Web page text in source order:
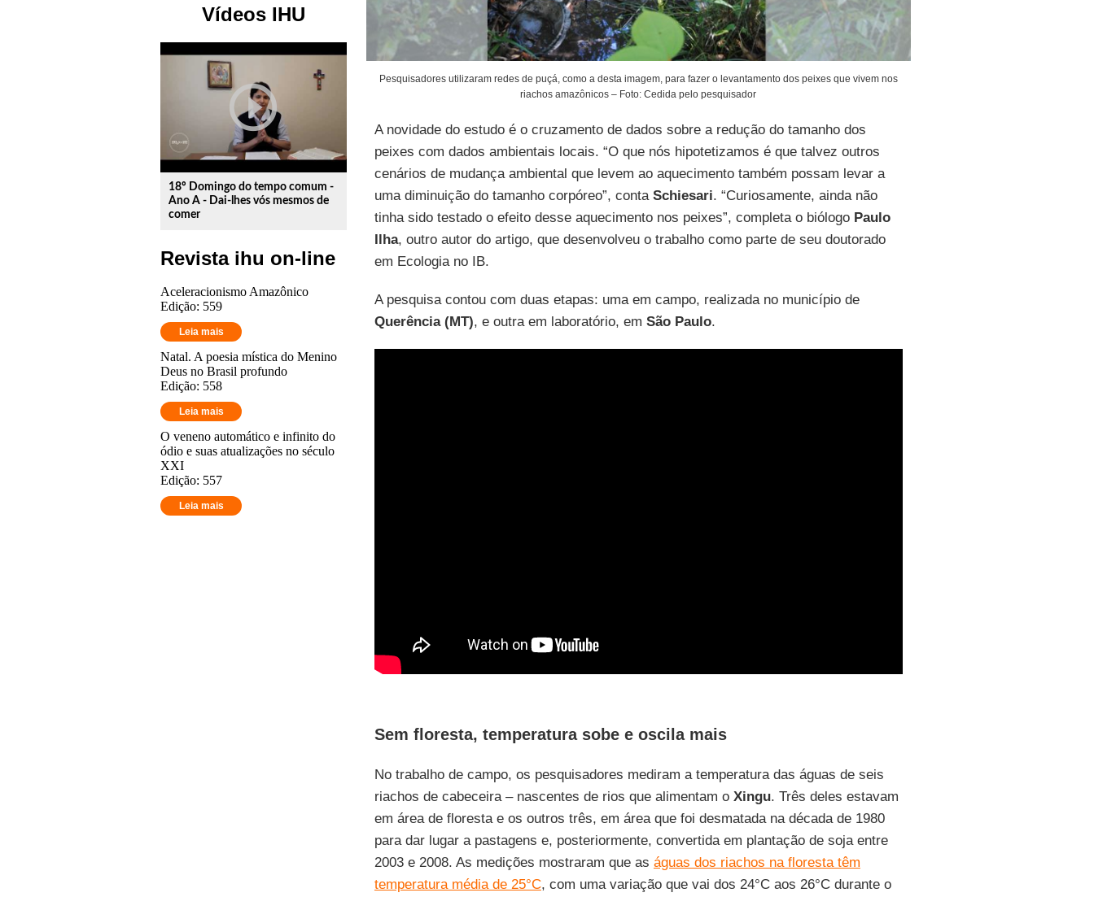
Vídeos IHU
play_circle_outline
18º Domingo do tempo comum -
Ano A - Dai-lhes vós mesmos de
comer
Revista ihu on-line
Aceleracionismo Amazônico
Edição: 559
Leia mais
Natal. A poesia mística do Menino
Deus no Brasil profundo
Edição: 558
Leia mais
O veneno automático e infinito do
ódio e suas atualizações no século
XXI
Edição: 557
Leia mais
Pesquisadores utilizaram redes de puçá, como a desta imagem, para fazer o levantamento dos peixes que vivem nos
riachos amazônicos – Foto: Cedida pelo pesquisador
A novidade do estudo é o cruzamento de dados sobre a redução do tamanho dos
peixes com dados ambientais locais. “O que nós hipotetizamos é que talvez outros
cenários de mudança ambiental que levem ao aquecimento também possam levar a
uma diminuição do tamanho corpóreo”, conta Schiesari. “Curiosamente, ainda não
tinha sido testado o efeito desse aquecimento nos peixes”, completa o biólogo Paulo
Ilha, outro autor do artigo, que desenvolveu o trabalho como parte de seu doutorado
em Ecologia no IB.
A pesquisa contou com duas etapas: uma em campo, realizada no município de
Querência (MT), e outra em laboratório, em São Paulo.
Sem floresta, temperatura sobe e oscila mais
No trabalho de campo, os pesquisadores mediram a temperatura das águas de seis
riachos de cabeceira – nascentes de rios que alimentam o Xingu. Três deles estavam
em área de floresta e os outros três, em área que foi desmatada na década de 1980
para dar lugar a pastagens e, posteriormente, convertida em plantação de soja entre
2003 e 2008. As medições mostraram que as águas dos riachos na floresta têm
temperatura média de 25°C, com uma variação que vai dos 24°C aos 26°C durante o